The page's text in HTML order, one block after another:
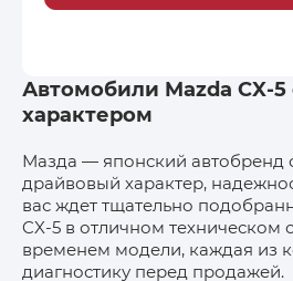
Автомобили Mazda
характером
Мазда — японский автобренд
драйвовый характер,
вас ждет тщательно
CX‑5 в отличном
временем модели, каждая из
диагностику перед продажей.